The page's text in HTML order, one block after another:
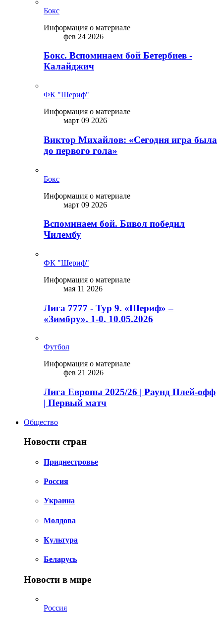
Бокс
Информация о материале
фев 24 2026
Бокс. Вспоминаем бой Бетербиев -
Калайджич
ФК "Шериф"
Информация о материале
март 09 2026
Виктор Михайлов: «Сегодня игра была
до первого гола»
Бокс
Информация о материале
март 09 2026
Вспоминаем бой. Бивол победил
Чилембу
ФК "Шериф"
Информация о материале
мая 11 2026
Лига 7777 - Тур 9. «Шериф» –
«Зимбру». 1-0. 10.05.2026
Футбол
Информация о материале
фев 21 2026
Лига Европы 2025/26 | Раунд Плей-офф
| Первый матч
Общество
Новости стран
Приднестровье
Россия
Украина
Молдова
Культура
Беларусь
Новости в мире
Россия